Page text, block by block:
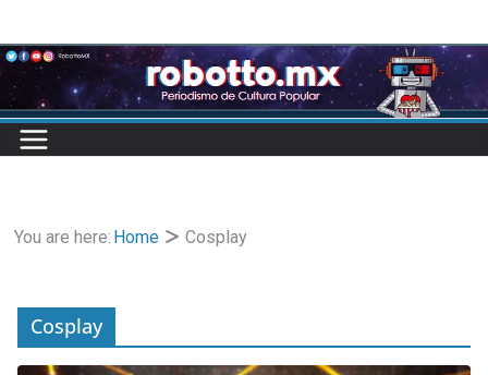
to
content
You are here: Home Cosplay
Cosplay